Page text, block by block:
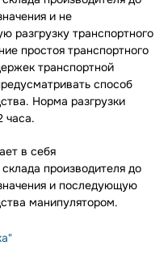
и не
разгрузку транспортного
простоя транспортного
транспортной
способ
Норма разгрузки
часа.
в себя
производителя до
и последующую
манипулятором.